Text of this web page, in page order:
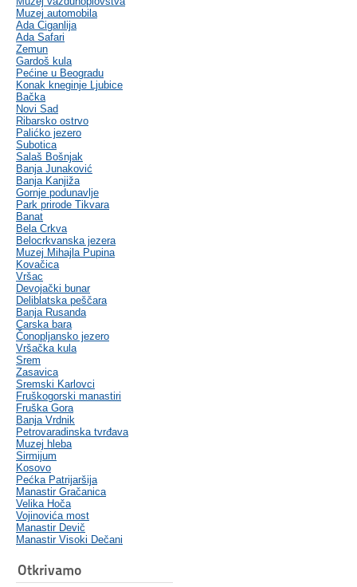
Muzej automobila
Ada Ciganlija
Ada Safari
Zemun
Gardoš kula
Pećine u Beogradu
Konak kneginje Ljubice
Bačka
Novi Sad
Ribarsko ostrvo
Palićko jezero
Subotica
Salaš Bošnjak
Banja Junaković
Banja Kanjiža
Gornje podunavlje
Park prirode Tikvara
Banat
Bela Crkva
Belocrkvanska jezera
Muzej Mihajla Pupina
Kovačica
Vršac
Devojački bunar
Deliblatska peščara
Banja Rusanda
Carska bara
Čonopljansko jezero
Vršačka kula
Srem
Zasavica
Sremski Karlovci
Fruškogorski manastiri
Fruška Gora
Banja Vrdnik
Petrovaradinska tvrđava
Muzej hleba
Sirmijum
Kosovo
Pećka Patrijaršija
Manastir Gračanica
Velika Hoča
Vojinovića most
Manastir Devič
Manastir Visoki Dečani
Otkrivamo